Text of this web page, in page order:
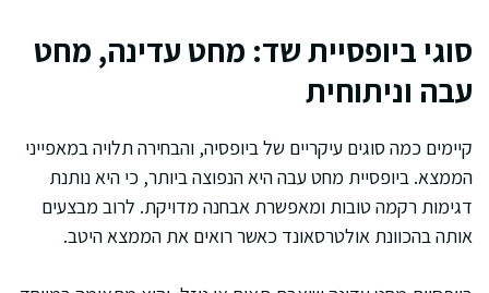
סוגי ביופסיית שד: מחט עדינה, מחט
עבה וניתוחית
קיימים כמה סוגים עיקריים של ביופסיה, והבחירה תלויה במאפייני
הממצא. ביופסיית מחט עבה היא הנפוצה ביותר, כי היא נותנת
דגימות רקמה טובות ומאפשרת אבחנה מדויקת. לרוב מבצעים
אותה בהכוונת אולטרסאונד כאשר רואים את הממצא היטב.